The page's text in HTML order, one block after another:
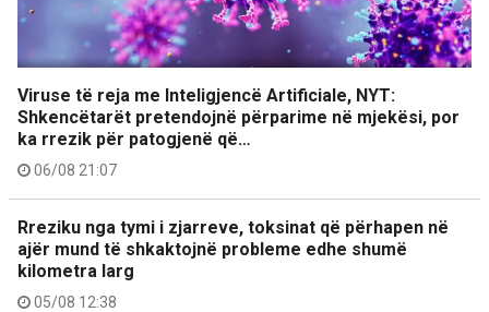
Viruse të reja me Inteligjencë Artificiale, NYT:
Shkencëtarët pretendojnë përparime në mjekësi, por
ka rrezik për patogjenë që…
06/08 21:07
Rreziku nga tymi i zjarreve, toksinat që përhapen në
ajër mund të shkaktojnë probleme edhe shumë
kilometra larg
05/08 12:38